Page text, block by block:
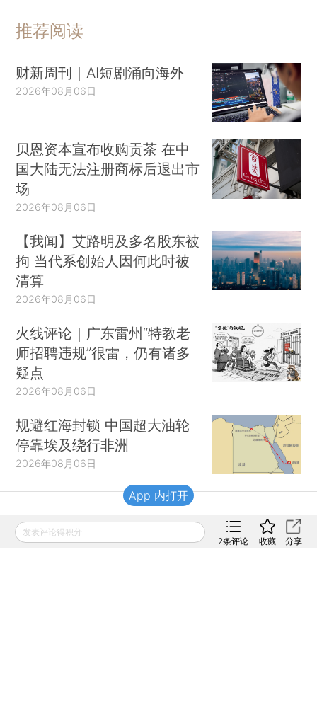
推荐阅读
财新周刊｜AI短剧涌向海外
2026年08月06日
贝恩资本宣布收购贡茶 在中
国大陆无法注册商标后退出市
场
2026年08月06日
【我闻】艾路明及多名股东被
拘 当代系创始人因何此时被
清算
2026年08月06日
火线评论｜广东雷州“特教老
师招聘违规”很雷，仍有诸多
疑点
2026年08月06日
规避红海封锁 中国超大油轮
停靠埃及绕行非洲
2026年08月06日
财新移动
发表评论得积分
2条评论 收藏 分享
App 内打开